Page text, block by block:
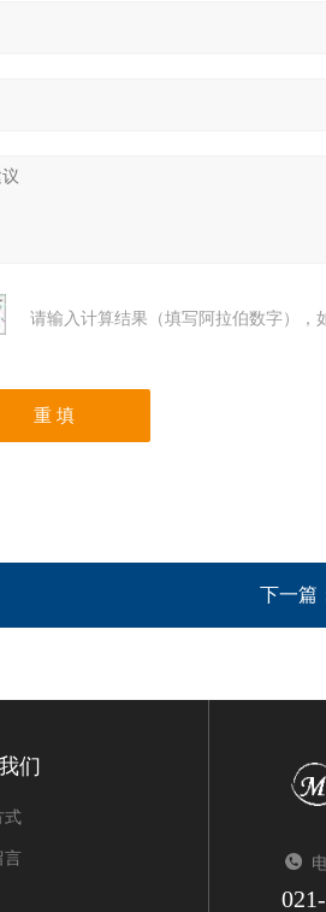
请输入计算结果（填写阿拉伯数字），
下一篇
们
式
言